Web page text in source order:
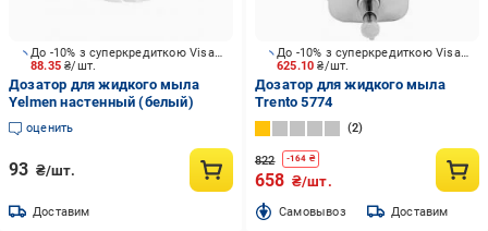
88.35₴/шт.
До -10% з суперкредиткою Visa Вигода
Дозатор для жидкого мыла
Yelmen настенный (белый)
оценить
93 ₴/шт.
Доставим
625.10₴/шт.
До -10% з суперкредиткою Visa Вигода
Дозатор для жидкого мыла
Trento 5774
2
822 -164 ₴
658 ₴/шт.
Cамовывоз Доставим